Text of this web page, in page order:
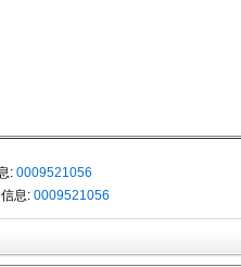
: 0009521056
息: 0009521056